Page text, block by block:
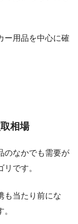
ー用品を中心に確
相場
のなかでも需要が
です。
も当たり前にな